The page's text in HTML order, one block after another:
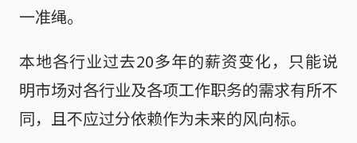
一准绳。
本地各行业过去20多年的薪资变化，只能说
明市场对各行业及各项工作职务的需求有所不
同，且不应过分依赖作为未来的风向标。